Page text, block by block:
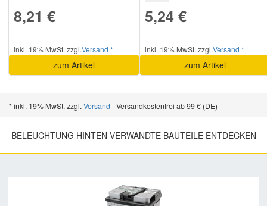
8,21 €
inkl. 19% MwSt. zzgl.Versand *
zum Artikel
5,24 €
inkl. 19% MwSt. zzgl.Versand *
zum Artikel
* inkl. 19% MwSt. zzgl. Versand - Versandkostenfrei ab 99 € (DE)
BELEUCHTUNG HINTEN VERWANDTE BAUTEILE ENTDECKEN